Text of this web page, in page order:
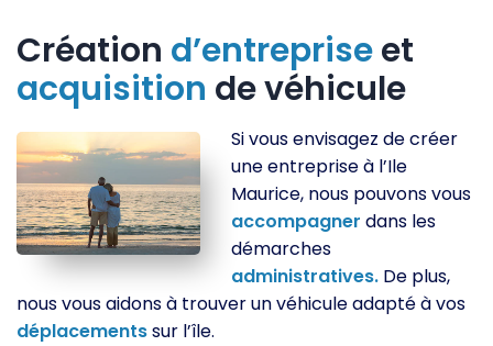
Création d’entrepriseet
acquisition de véhicule
Si vous envisagez de créer
une entreprise à l’Ile
Maurice, nous pouvons vous
accompagner dans les
démarches
administratives. De plus,
nous vous aidons à trouver un véhicule adapté à vos
déplacementssur l’île.